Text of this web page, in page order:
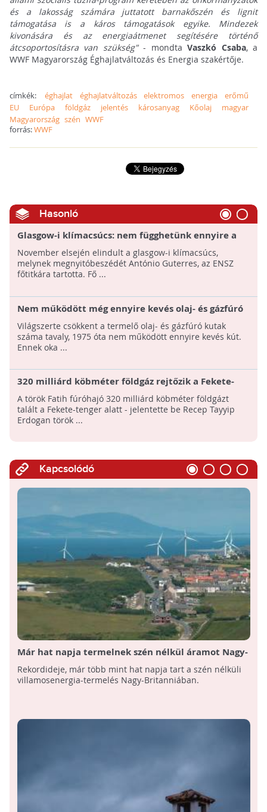
és a lakosság számára juttatott barnakőszén és lignit
támogatása is a káros támogatások egyike. Mindezek
kivonására és az energiaátmenet segítésére történő
átcsoportosításra van szükség"- mondtaVaszkó Csaba, a
WWF Magyarország Éghajlatváltozás és Energia szakértője.
címkék: éghajlat éghajlatváltozás elektromos energia
erőmű
EU
Európa földgáz jelentés károsanyag Kőolaj
magyar
Magyarország szén WWF
forrás:WWF
Hasonló
Glasgow-i klímacsúcs: nem függhetünk ennyire a
fosszilis üzemeanyagoktól!
November elsején elindult a glasgow-i klímacsúcs,
melynek megnyitóbeszédét António Guterres, az ENSZ
főtitkára tartotta. Fő ...
Nem működött még ennyire kevés olaj- és gázfúró
kút a világon 1975 óta
Világszerte csökkent a termelő olaj- és gázfúró kutak
száma tavaly, 1975 óta nem működött ennyire kevés kút.
Ennek oka ...
320 milliárd köbméter földgáz rejtőzik a Fekete-
tenger alatt - Erdogan mihamarabb meg akarja
kezdeni a fúrásokat
A török Fatih fúróhajó 320 milliárd köbméter földgázt
talált a Fekete-tenger alatt - jelentette be Recep Tayyip
Erdogan török ...
Kapcsolódó
Már hat napja termelnek szén nélkül áramot Nagy-
Britanniában
Rekordideje, már több mint hat napja tart a szén nélküli
villamosenergia-termelés Nagy-Britanniában.